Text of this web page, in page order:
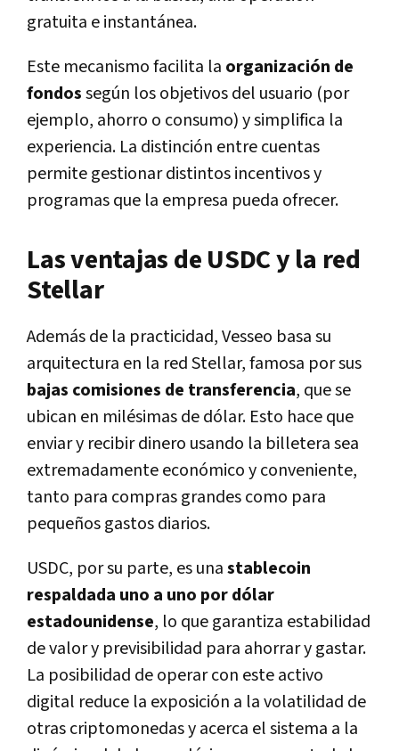
gratuita e instantánea.
Este mecanismo facilita la organización de
fondossegún los objetivos del usuario (por
ejemplo, ahorro o consumo) y simplifica la
experiencia. La distinción entre cuentas
permite gestionar distintos incentivos y
programas que la empresa pueda ofrecer.
Las ventajas de USDC y la red
Stellar
Además de la practicidad, Vesseo basa su
arquitectura en la red Stellar, famosa por sus
bajas comisiones de transferencia, que se
ubican en milésimas de dólar. Esto hace que
enviar y recibir dinero usando la billetera sea
extremadamente económico y conveniente,
tanto para compras grandes como para
pequeños gastos diarios.
USDC, por su parte, es unastablecoin
respaldada uno a uno por dólar
estadounidense, lo que garantiza estabilidad
de valor y previsibilidad para ahorrar y gastar.
La posibilidad de operar con este activo
digital reduce la exposición a la volatilidad de
otras criptomonedas y acerca el sistema a la